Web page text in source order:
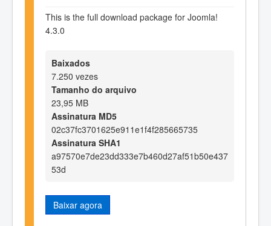
This is the full download package for Joomla!
4.3.0
Baixados
7.250 vezes
Tamanho do arquivo
23,95 MB
Assinatura MD5
02c37fc3701625e911e1f4f285665735
Assinatura SHA1
a97570e7de23dd333e7b460d27af51b50e437
53d
Baixar agora